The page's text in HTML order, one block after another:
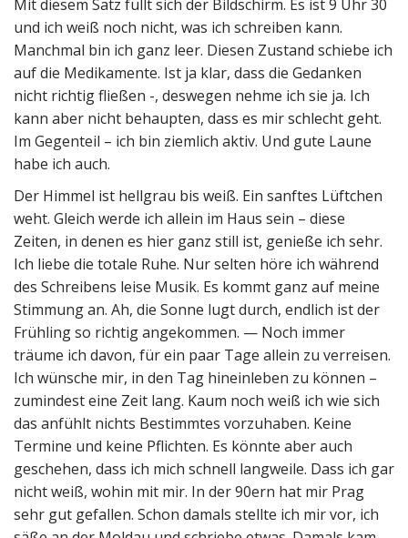
Mit diesem Satz füllt sich der Bildschirm. Es ist 9 Uhr 30
und ich weiß noch nicht, was ich schreiben kann.
Manchmal bin ich ganz leer. Diesen Zustand schiebe ich
auf die Medikamente. Ist ja klar, dass die Gedanken
nicht richtig fließen -, deswegen nehme ich sie ja. Ich
kann aber nicht behaupten, dass es mir schlecht geht.
Im Gegenteil – ich bin ziemlich aktiv. Und gute Laune
habe ich auch.
Der Himmel ist hellgrau bis weiß. Ein sanftes Lüftchen
weht. Gleich werde ich allein im Haus sein – diese
Zeiten, in denen es hier ganz still ist, genieße ich sehr.
Ich liebe die totale Ruhe. Nur selten höre ich während
des Schreibens leise Musik. Es kommt ganz auf meine
Stimmung an. Ah, die Sonne lugt durch, endlich ist der
Frühling so richtig angekommen. — Noch immer
träume ich davon, für ein paar Tage allein zu verreisen.
Ich wünsche mir, in den Tag hineinleben zu können –
zumindest eine Zeit lang. Kaum noch weiß ich wie sich
das anfühlt nichts Bestimmtes vorzuhaben. Keine
Termine und keine Pflichten. Es könnte aber auch
geschehen, dass ich mich schnell langweile. Dass ich gar
nicht weiß, wohin mit mir. In der 90ern hat mir Prag
sehr gut gefallen. Schon damals stellte ich mir vor, ich